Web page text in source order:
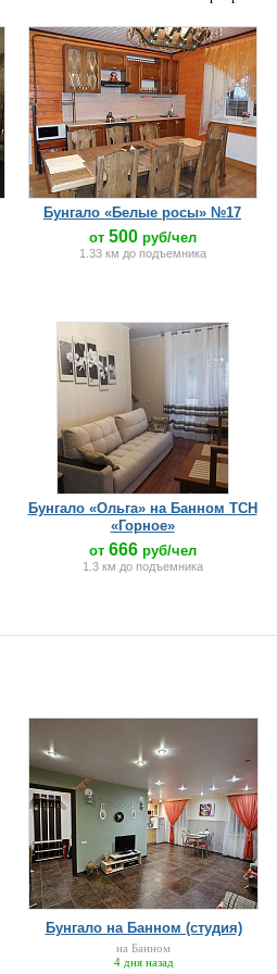
Бунгало «Белые росы» №17
от 500руб/чел
1.33 км до подъемника
Бунгало «Ольга» на Банном ТСН
«Горное»
от 666руб/чел
1.3 км до подъемника
Бунгало на Банном (студия)
на Банном
4 дня назад